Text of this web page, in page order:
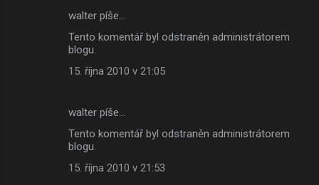
walter píše…
Tento komentář byl odstraněn administrátorem
blogu.
15. října 2010 v 21:05
walter píše…
Tento komentář byl odstraněn administrátorem
blogu.
15. října 2010 v 21:53